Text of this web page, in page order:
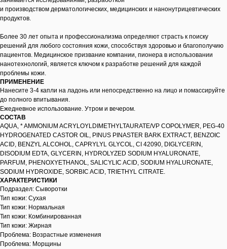
и производством дерматологических, медицинских и нанонутрицевтических
продуктов.
Более 30 лет опыта и профессионализма определяют страсть к поиску
решений для любого состояния кожи, способствуя здоровью и благополучию
пациентов. Медицинское призвание компании, пионера в использовании
нанотехнологий, является ключом к разработке решений для каждой
проблемы кожи.
ПРИМЕНЕНИЕ
Нанесите 3-4 капли на ладонь или непосредственно на лицо и помассируйте
до полного впитывания.
Ежедневное использование. Утром и вечером.
СОСТАВ
AQUA, * AMMONIUM ACRYLOYLDIMETHYLTAURATE/VP COPOLYMER, PEG-40
HYDROGENATED CASTOR OIL, PINUS PINASTER BARK EXTRACT, BENZOIC
ACID, BENZYL ALCOHOL, CAPRYLYL GLYCOL, CI 42090, DIGLYCERIN,
DISODIUM EDTA, GLYCERIN, HYDROLYZED SODIUM HYALURONATE,
PARFUM, PHENOXYETHANOL, SALICYLIC ACID, SODIUM HYALURONATE,
SODIUM HYDROXIDE, SORBIC ACID, TRIETHYL CITRATE.
ХАРАКТЕРИСТИКИ
Подраздел: Сыворотки
Тип кожи: Сухая
Тип кожи: Нормальная
Тип кожи: Комбинированная
Тип кожи: Жирная
Проблема: Возрастные изменения
Проблема: Морщины